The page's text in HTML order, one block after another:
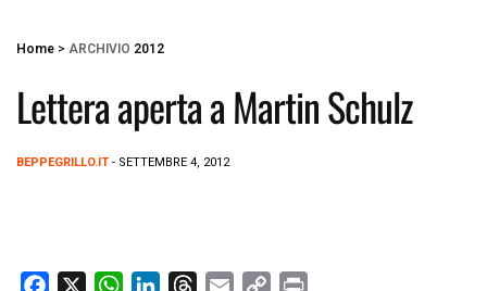
Home > ARCHIVIO 2012
Lettera aperta a Martin Schulz
BEPPEGRILLO.IT - SETTEMBRE 4, 2012
W